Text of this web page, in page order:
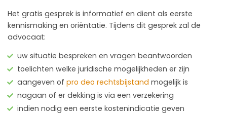
Het gratis gesprek is informatief en dient als eerste
kennismaking en oriëntatie. Tijdens dit gesprek zal de
advocaat:
uw situatie bespreken en vragen beantwoorden
toelichten welke juridische mogelijkheden er zijn
aangeven of pro deo rechtsbijstand mogelijk is
nagaan of er dekking is via een verzekering
indien nodig een eerste kostenindicatie geven